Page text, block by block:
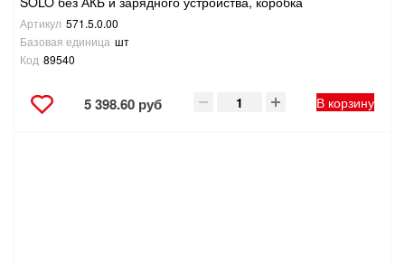
Артикул 571.5.0.00
Базовая единица шт
Код 89540
5 398.60 руб В корзину